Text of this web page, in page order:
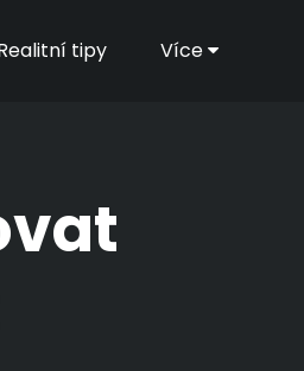
tipy Více